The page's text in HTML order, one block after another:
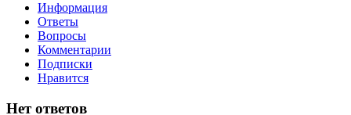
Информация
Ответы
Вопросы
Комментарии
Подписки
Нравится
Нет ответов